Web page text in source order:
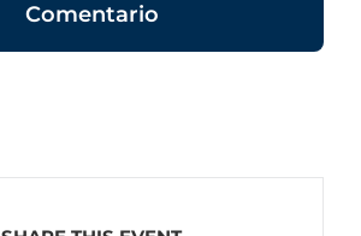
Comentario